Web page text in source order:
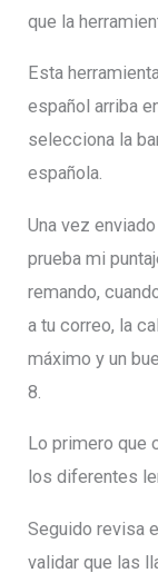
que la
Esta
español arriba
selecciona la
española.
Una vez
prueba mi
remando,
a tu correo, la
máximo y un
8.
Lo primero que
los diferentes
Seguido revisa
validar que las